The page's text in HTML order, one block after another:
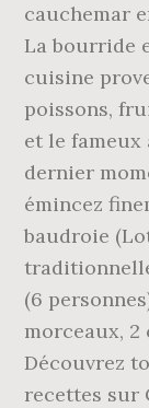
cauchemar
La bourride
cuisine
poissons,
et le
dernier
émincez
baudroie
(6
morceaux, 2
Découvrez
recettes sur